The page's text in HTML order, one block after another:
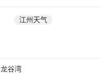
江州天气
龙谷湾